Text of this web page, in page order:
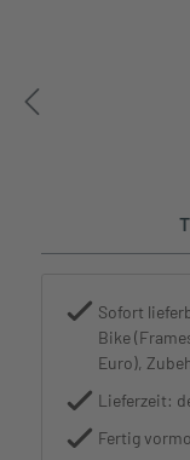
Sofort
Bike
Euro),
Lieferzeit:
Fertig